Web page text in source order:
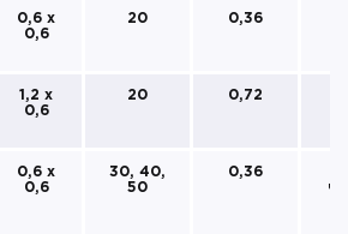
0,6 х
0,6
20 0,36
1,2 х
0,6
20 0,72
0,6 х
0,6
30, 40,
50
0,36